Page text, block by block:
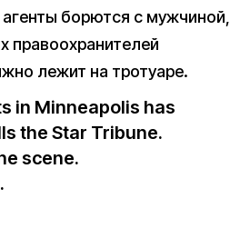
борются с мужчиной,
правоохранителей
лежит на тротуаре.
in Minneapolis has
the Star Tribune.
scene.